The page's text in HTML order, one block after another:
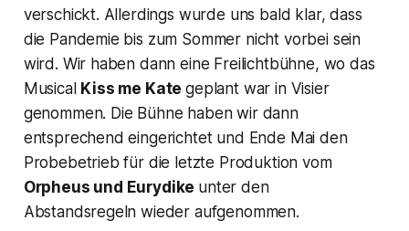
verschickt. Allerdings wurde uns bald klar, dass
die Pandemie bis zum Sommer nicht vorbei sein
wird. Wir haben dann eine Freilichtbühne, wo das
Musical Kiss me Kate geplant war in Visier
genommen. Die Bühne haben wir dann
entsprechend eingerichtet und Ende Mai den
Probebetrieb für die letzte Produktion vom
Orpheus und Eurydike unter den
Abstandsregeln wieder aufgenommen.